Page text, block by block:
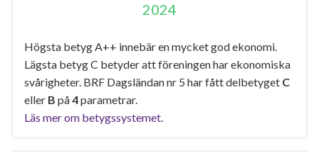
2024
Högsta betyg A++ innebär en mycket god ekonomi.
Lägsta betyg C betyder att föreningen har ekonomiska
svårigheter. BRF Dagsländan nr 5 har fått delbetyget C
eller B på4parametrar.
Läs mer om betygssystemet.